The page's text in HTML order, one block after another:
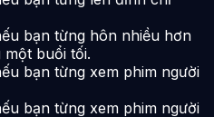
bạn từng hôn nhiều hơn
buổi tối.
bạn từng xem phim người
bạn từng xem phim người